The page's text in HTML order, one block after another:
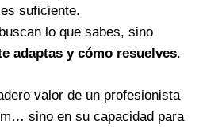
suficiente.
lo que sabes, sino
adaptas y cómo resuelves.
valor de un profesionista
sino en su capacidad para